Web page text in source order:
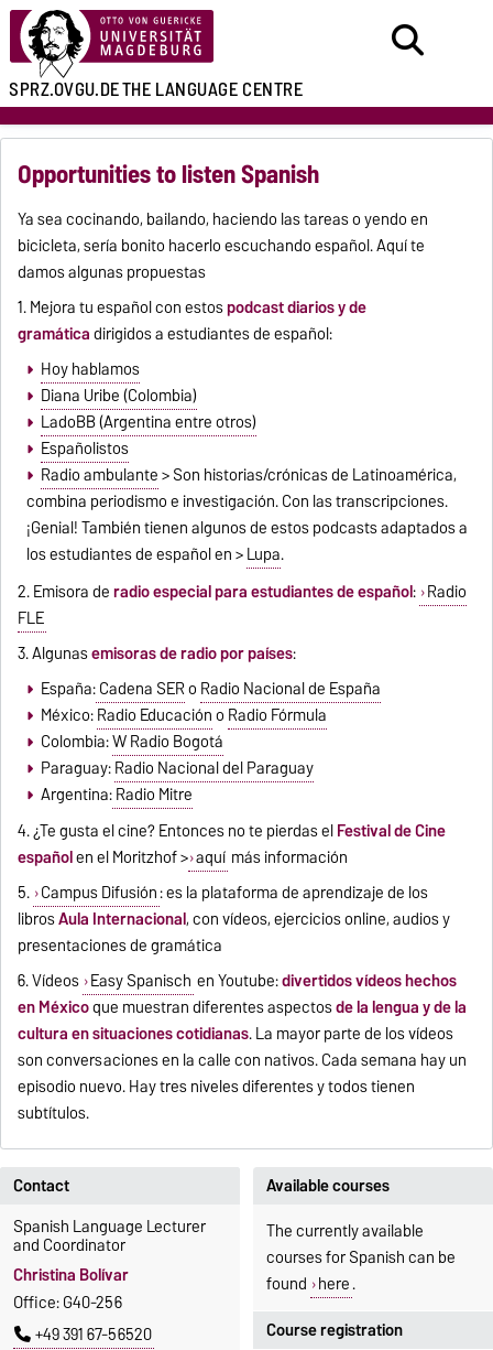
SPRZ.OVGU.DETHE LANGUAGE CENTRE
Opportunities to listen Spanish
Ya sea cocinando, bailando, haciendo las tareas o yendo en
bicicleta, sería bonito hacerlo escuchando español. Aquí te
damos algunas propuestas
1. Mejora tu español con estospodcast diarios y de
gramáticadirigidos a estudiantes de español:
Hoy hablamos
Diana Uribe (Colombia)
LadoBB (Argentina entre otros)
Españolistos
Radio ambulante> Son historias/crónicas de Latinoamérica,
combina periodismo e investigación. Con las transcripciones.
¡Genial! También tienen algunos de estos podcasts adaptados a
los estudiantes de español en >Lupa.
2. Emisora deradio especial para estudiantes de español: Radio
FLE
3. Algunasemisoras de radio por países:
España:Cadena SERo Radio Nacional de España
México:Radio Educacióno Radio Fórmula
Colombia:W Radio Bogotá
Paraguay:Radio Nacional del Paraguay
Argentina:Radio Mitre
4. ¿Te gusta el cine? Entonces no te pierdas elFestival de Cine
españolen el Moritzhof > aquí más información
5. Campus Difusión: es la plataforma de aprendizaje de los
librosAula Internacional, con vídeos, ejercicios online, audios y
presentaciones de gramática
6. Vídeos Easy Spanisch en Youtube:divertidos vídeos hechos
en Méxicoque muestran diferentes aspectosdela lengua y de la
cultura en situaciones cotidianas. La mayor parte de los vídeos
son conversaciones en la calle con nativos. Cada semana hay un
episodio nuevo. Hay tres niveles diferentes y todos tienen
subtítulos.
Contact
Spanish Language Lecturer
and Coordinator
Christina Bolívar
Office: G40-256
+49 391 67-56520
Course registration
Available courses
The currently available
courses for Spanish can be
found here.